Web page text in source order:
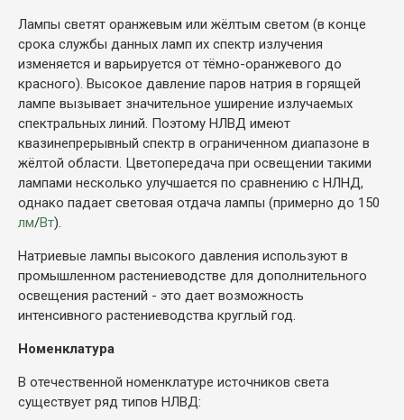
Лампы светят оранжевым или жёлтым светом (в конце
срока службы данных ламп их спектр излучения
изменяется и варьируется от тёмно-оранжевого до
красного). Высокое давление паров натрия в горящей
лампе вызывает значительное уширение излучаемых
спектральных линий. Поэтому НЛВД имеют
квазинепрерывный спектр в ограниченном диапазоне в
жёлтой области. Цветопередача при освещении такими
лампами несколько улучшается по сравнению с НЛНД,
однако падает световая отдача лампы (примерно до 150
лм/Вт).
Натриевые лампы высокого давления используют в
промышленном растениеводстве для дополнительного
освещения растений - это дает возможность
интенсивного растениеводства круглый год.
Номенклатура
В отечественной номенклатуре источников света
существует ряд типов НЛВД: